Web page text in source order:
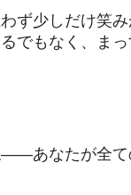
ず少しだけ笑
でもなく、ま
――あなたが全